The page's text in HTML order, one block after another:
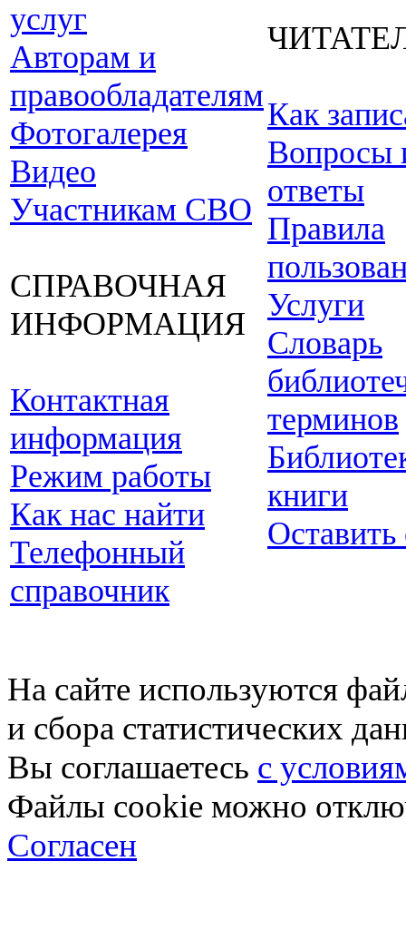
услуг
Авторам и
правообладателям
Фотогалерея
Видео
Участникам СВО
СПРАВОЧНАЯ
ИНФОРМАЦИЯ
Контактная
информация
Режим работы
Как нас найти
Телефонный
справочник
Как
Вопросы
ответы
Правила
Услуги
Словарь
терминов
книги
Оставить
На сайте используются
и сбора статистических
Вы соглашаетесь с
Файлы cookie можно
Согласен